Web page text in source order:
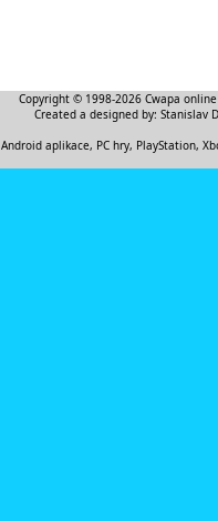
Copyright © 1998-2026 Cwapa
Created a designed by: Stanislav
Android aplikace, PC hry, PlayStation,